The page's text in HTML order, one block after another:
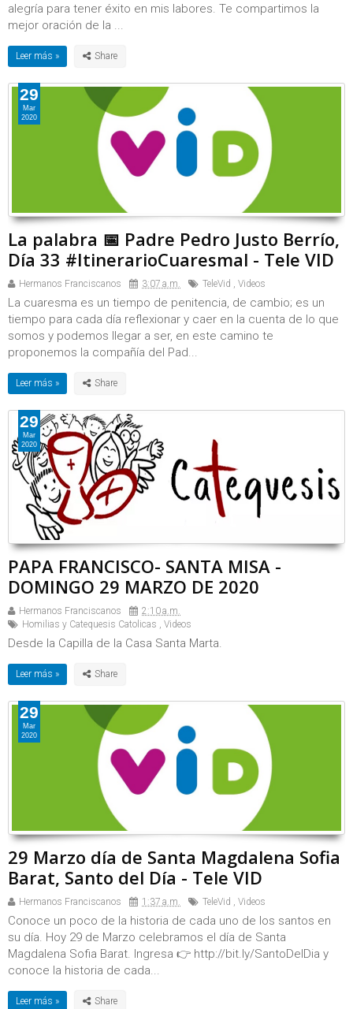
alegría para tener éxito en mis labores. Te compartimos la
mejor oración de la ...
Leer más »
La palabra 📅 Padre Pedro Justo Berrío,
Día 33 #ItinerarioCuaresmal - Tele VID
Hermanos Franciscanos 3:07 a.m. TeleVid , Videos
La cuaresma es un tiempo de penitencia, de cambio; es un
tiempo para cada día reflexionar y caer en la cuenta de lo que
somos y podemos llegar a ser, en este camino te
proponemos la compañía del Pad...
Leer más »
29
Mar
2020
PAPA FRANCISCO- SANTA MISA -
DOMINGO 29 MARZO DE 2020
Hermanos Franciscanos
2:10 a.m.
Homilias y Catequesis Catolicas , Videos
Desde la Capilla de la Casa Santa Marta.
Leer más »
29
Mar
2020
29 Marzo día de Santa Magdalena Sofia
Barat, Santo del Día - Tele VID
Hermanos Franciscanos 1:37 a.m. TeleVid , Videos
Conoce un poco de la historia de cada uno de los santos en
su día. Hoy 29 de Marzo celebramos el día de Santa
Magdalena Sofia Barat. Ingresa 👉 http://bit.ly/SantoDelDia y
conoce la historia de cada...
Leer más »
29
Mar
2020